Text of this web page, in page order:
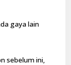
gaya lain
sebelum ini,